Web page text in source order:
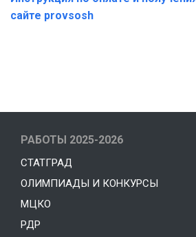
сайте provsosh
РАБОТЫ 2025-2026
СТАТГРАД
ОЛИМПИАДЫ И КОНКУРСЫ
МЦКО
РДР